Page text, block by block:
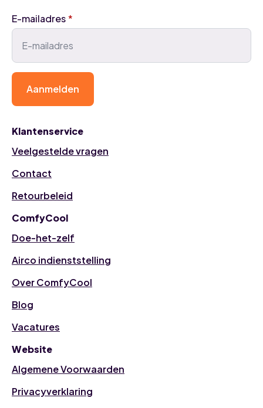
Klantenservice
Veelgestelde vragen
Contact
Retourbeleid
ComfyCool
Doe-het-zelf
Airco indienststelling
Over ComfyCool
Blog
Vacatures
Website
Algemene Voorwaarden
Privacyverklaring
E-mailadres*
Aanmelden